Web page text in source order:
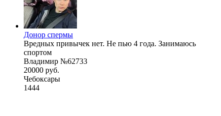
Донор спермы
Вредных привычек нет. Не пью 4 года. Занимаюсь
спортом
Владимир №62733
20000 руб.
Чебоксары
1444